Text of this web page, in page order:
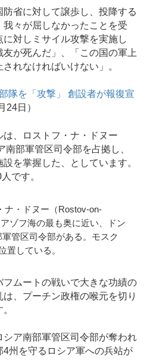
省に対して譲歩し、投降する
々が屈しなかったことを受
対しミサイル攻撃を実施し
が死んだ」、「この国の軍上
れなければいけない」。
隊を「攻撃」 創設者が報復宣
24日）
、ロストフ・ナ・ドヌー
部軍管区司令部を占拠し、
を掌握した、としています。
です。
ナ・ドヌー（Rostov-on-
ゾフ海の最も奥に近い、ドン
管区司令部がある。モスク
置している。
ムートの戦いで大きな功績の
、プーチン政権の喉元を切り
ア南部軍管区司令部が奪われ
州を守るロシア軍への兵站が